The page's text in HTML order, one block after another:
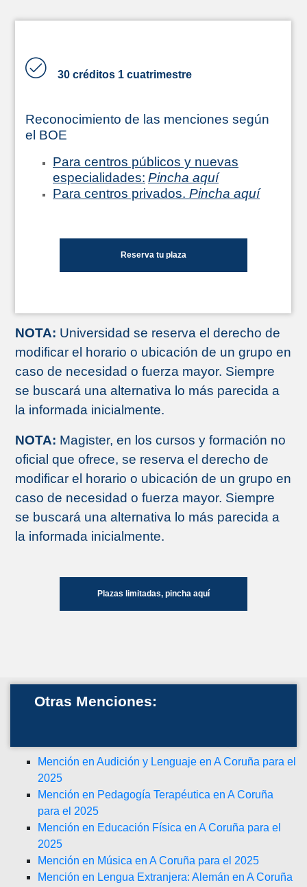
30 créditos 1 cuatrimestre
Reconocimiento de las menciones según
el BOE
Para centros públicos y nuevas
especialidades: Pincha aquí
Para centros privados. Pincha aquí
Reserva tu plaza
NOTA: Universidad se reserva el derecho de
modificar el horario o ubicación de un grupo en
caso de necesidad o fuerza mayor. Siempre
se buscará una alternativa lo más parecida a
la informada inicialmente.
NOTA: Magister, en los cursos y formación no
oficial que ofrece, se reserva el derecho de
modificar el horario o ubicación de un grupo en
caso de necesidad o fuerza mayor. Siempre
se buscará una alternativa lo más parecida a
la informada inicialmente.
Plazas limitadas, pincha aquí
Otras Menciones:
Mención en Audición y Lenguaje en A Coruña para el
2025
Mención en Pedagogía Terapéutica en A Coruña
para el 2025
Mención en Educación Física en A Coruña para el
2025
Mención en Música en A Coruña para el 2025
Mención en Lengua Extranjera: Alemán en A Coruña